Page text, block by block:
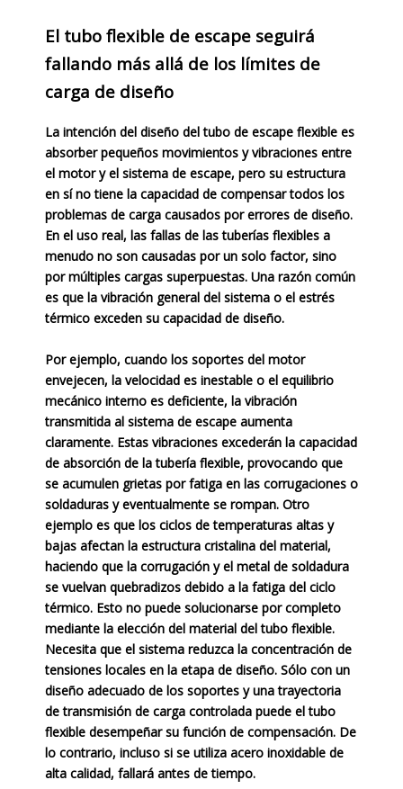
El tubo flexible de escape seguirá
fallando más allá de los límites de
carga de diseño
La intención del diseño del tubo de escape flexible es
absorber pequeños movimientos y vibraciones entre
el motor y el sistema de escape, pero su estructura
en sí no tiene la capacidad de compensar todos los
problemas de carga causados ​​por errores de diseño.
En el uso real, las fallas de las tuberías flexibles a
menudo no son causadas por un solo factor, sino
por múltiples cargas superpuestas. Una razón común
es que la vibración general del sistema o el estrés
térmico exceden su capacidad de diseño.
Por ejemplo, cuando los soportes del motor
envejecen, la velocidad es inestable o el equilibrio
mecánico interno es deficiente, la vibración
transmitida al sistema de escape aumenta
claramente. Estas vibraciones excederán la capacidad
de absorción de la tubería flexible, provocando que
se acumulen grietas por fatiga en las corrugaciones o
soldaduras y eventualmente se rompan. Otro
ejemplo es que los ciclos de temperaturas altas y
bajas afectan la estructura cristalina del material,
haciendo que la corrugación y el metal de soldadura
se vuelvan quebradizos debido a la fatiga del ciclo
térmico. Esto no puede solucionarse por completo
mediante la elección del material del tubo flexible.
Necesita que el sistema reduzca la concentración de
tensiones locales en la etapa de diseño. Sólo con un
diseño adecuado de los soportes y una trayectoria
de transmisión de carga controlada puede el tubo
flexible desempeñar su función de compensación. De
lo contrario, incluso si se utiliza acero inoxidable de
alta calidad, fallará antes de tiempo.